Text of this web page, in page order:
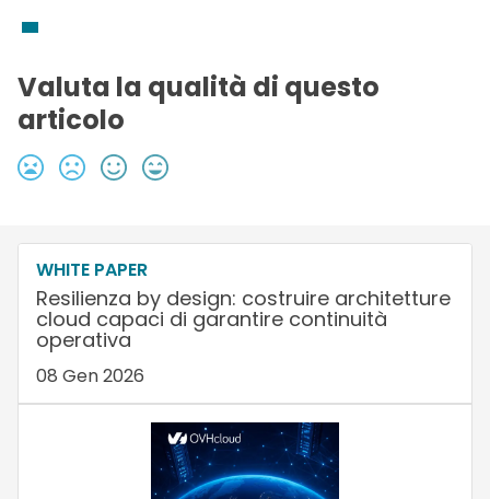
Valuta la qualità di questo
articolo
WHITE PAPER
Resilienza by design: costruire architetture
cloud capaci di garantire continuità
operativa
08 Gen 2026